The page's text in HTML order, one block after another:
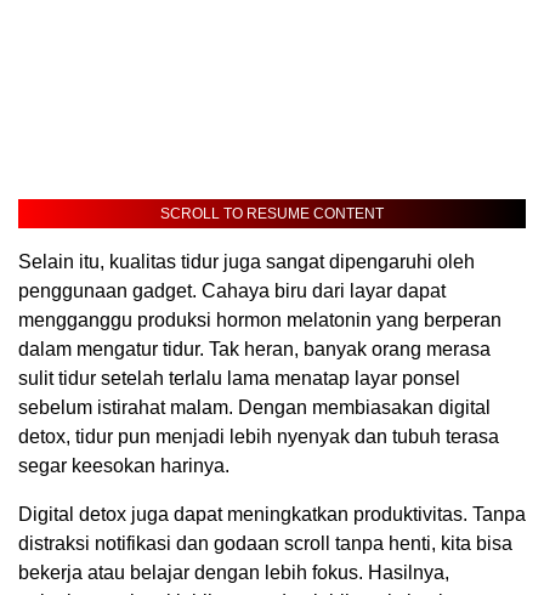
SCROLL TO RESUME CONTENT
Selain itu, kualitas tidur juga sangat dipengaruhi oleh
penggunaan gadget. Cahaya biru dari layar dapat
mengganggu produksi hormon melatonin yang berperan
dalam mengatur tidur. Tak heran, banyak orang merasa
sulit tidur setelah terlalu lama menatap layar ponsel
sebelum istirahat malam. Dengan membiasakan digital
detox, tidur pun menjadi lebih nyenyak dan tubuh terasa
segar keesokan harinya.
Digital detox juga dapat meningkatkan produktivitas. Tanpa
distraksi notifikasi dan godaan scroll tanpa henti, kita bisa
bekerja atau belajar dengan lebih fokus. Hasilnya,